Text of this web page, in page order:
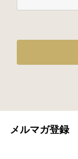
メルマガ登録